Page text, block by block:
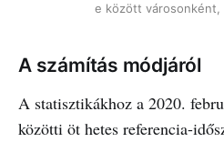
e között városonként,
A számítás módjáról
A statisztikákhoz a 2020.
közötti öt hetes referencia-